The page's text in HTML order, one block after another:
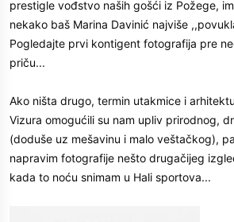
prestigle vođstvo naših gošći iz Požege,
nekako baš Marina Davinić najviše
Pogledajte prvi kontigent fotografija pre
priču...
Ako ništa drugo, termin utakmice i
Vizura omogućili su nam upliv prirodnog,
(doduše uz mešavinu i malo veštačkog),
napravim fotografije nešto drugačijeg
kada to noću snimam u Hali sportova...